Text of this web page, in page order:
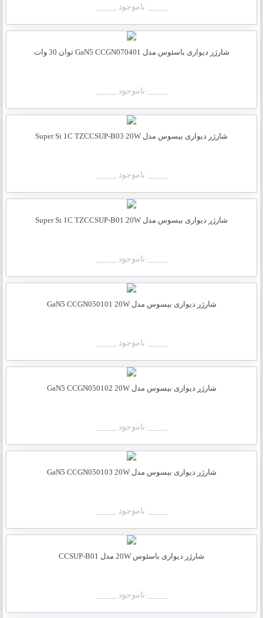
_____ ناموجود _____
شارژر دیواری باسئوس مدل GaN5 CCGN070401 توان 30 وات
_____ ناموجود _____
شارژر دیواری بیسوس مدل Super Si 1C TZCCSUP-B03 20W
_____ ناموجود _____
شارژر دیواری بیسوس مدل Super Si 1C TZCCSUP-B01 20W
_____ ناموجود _____
شارژر دیواری بیسوس مدل GaN5 CCGN050101 20W
_____ ناموجود _____
شارژر دیواری بیسوس مدل GaN5 CCGN050102 20W
_____ ناموجود _____
شارژر دیواری بیسوس مدل GaN5 CCGN050103 20W
_____ ناموجود _____
شارژر دیواری باسئوس 20W مدل CCSUP-B01
_____ ناموجود _____